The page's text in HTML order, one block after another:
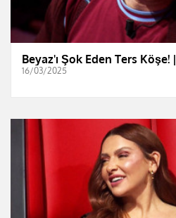
Beyaz'ı Şok Eden Ters Köşe!
16/03/2025